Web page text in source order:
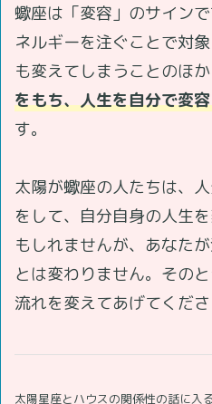
蠍座は「変容」のサイン
ネルギーを注ぐことで対
も変えてしまうことのほか
をもち、人生を自分で変
す。
太陽が蠍座の人たちは、
をして、自分自身の人生
もしれませんが、あなた
とは変わりません。その
流れを変えてあげてくださ
太陽星座とハウスの関係性の話に入